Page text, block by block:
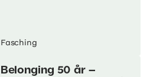
Fasching
Belonging 50 år –